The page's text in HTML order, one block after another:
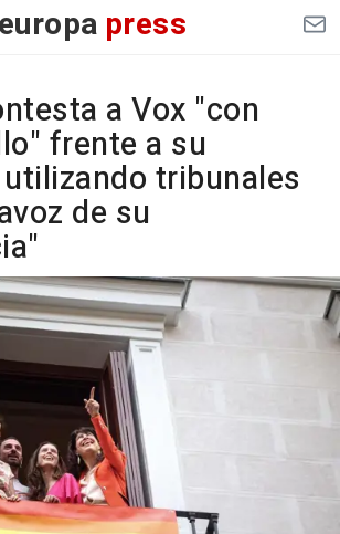
europa press
a Vox "con
frente a su
tribunales
de su